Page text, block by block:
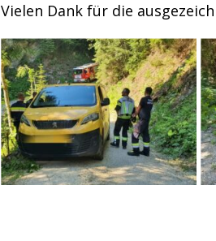
Vielen Dank für die